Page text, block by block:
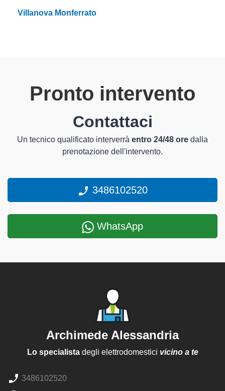
Villanova Monferrato
Pronto intervento
Contattaci
Un tecnico qualificato interverrà entro 24/48 ore dalla
prenotazione dell'intervento.
3486102520
WhatsApp
Archimede Alessandria
Lo specialistadegli elettrodomestici vicino a te
3486102520